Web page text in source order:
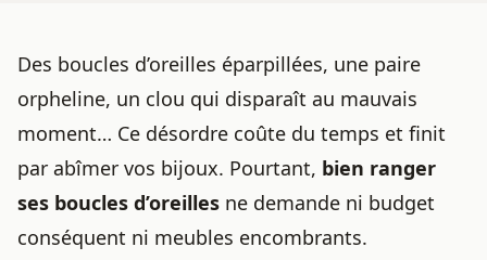
Des boucles d’oreilles éparpillées, une paire
orpheline, un clou qui disparaît au mauvais
moment… Ce désordre coûte du temps et finit
par abîmer vos bijoux. Pourtant, bien ranger
ses boucles d’oreilles ne demande ni budget
conséquent ni meubles encombrants.